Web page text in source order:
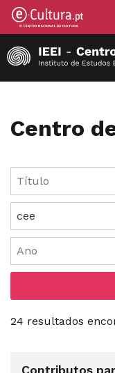
Centro
24 resultados
Contributos